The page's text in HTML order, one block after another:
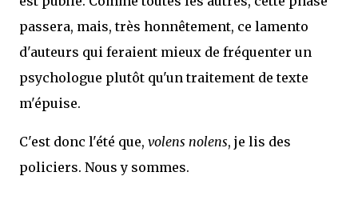
passera, mais, très honnêtement, ce lamento
d'auteurs qui feraient mieux de fréquenter un
psychologue plutôt qu'un traitement de texte
m'épuise.
C'est donc l'été que, volens nolens, je lis des
policiers. Nous y sommes.